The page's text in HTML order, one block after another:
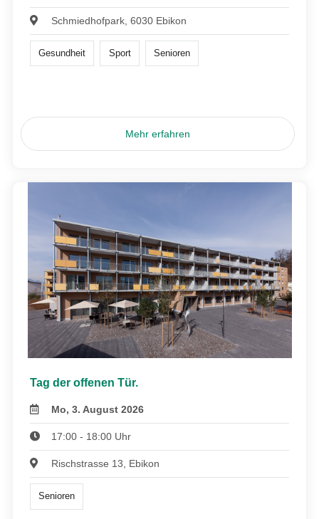
Schmiedhofpark, 6030 Ebikon
Gesundheit Sport Senioren
Mehr erfahren
Tag der offenen Tür.
Mo, 3. August 2026
17:00 - 18:00 Uhr
Rischstrasse 13, Ebikon
Senioren